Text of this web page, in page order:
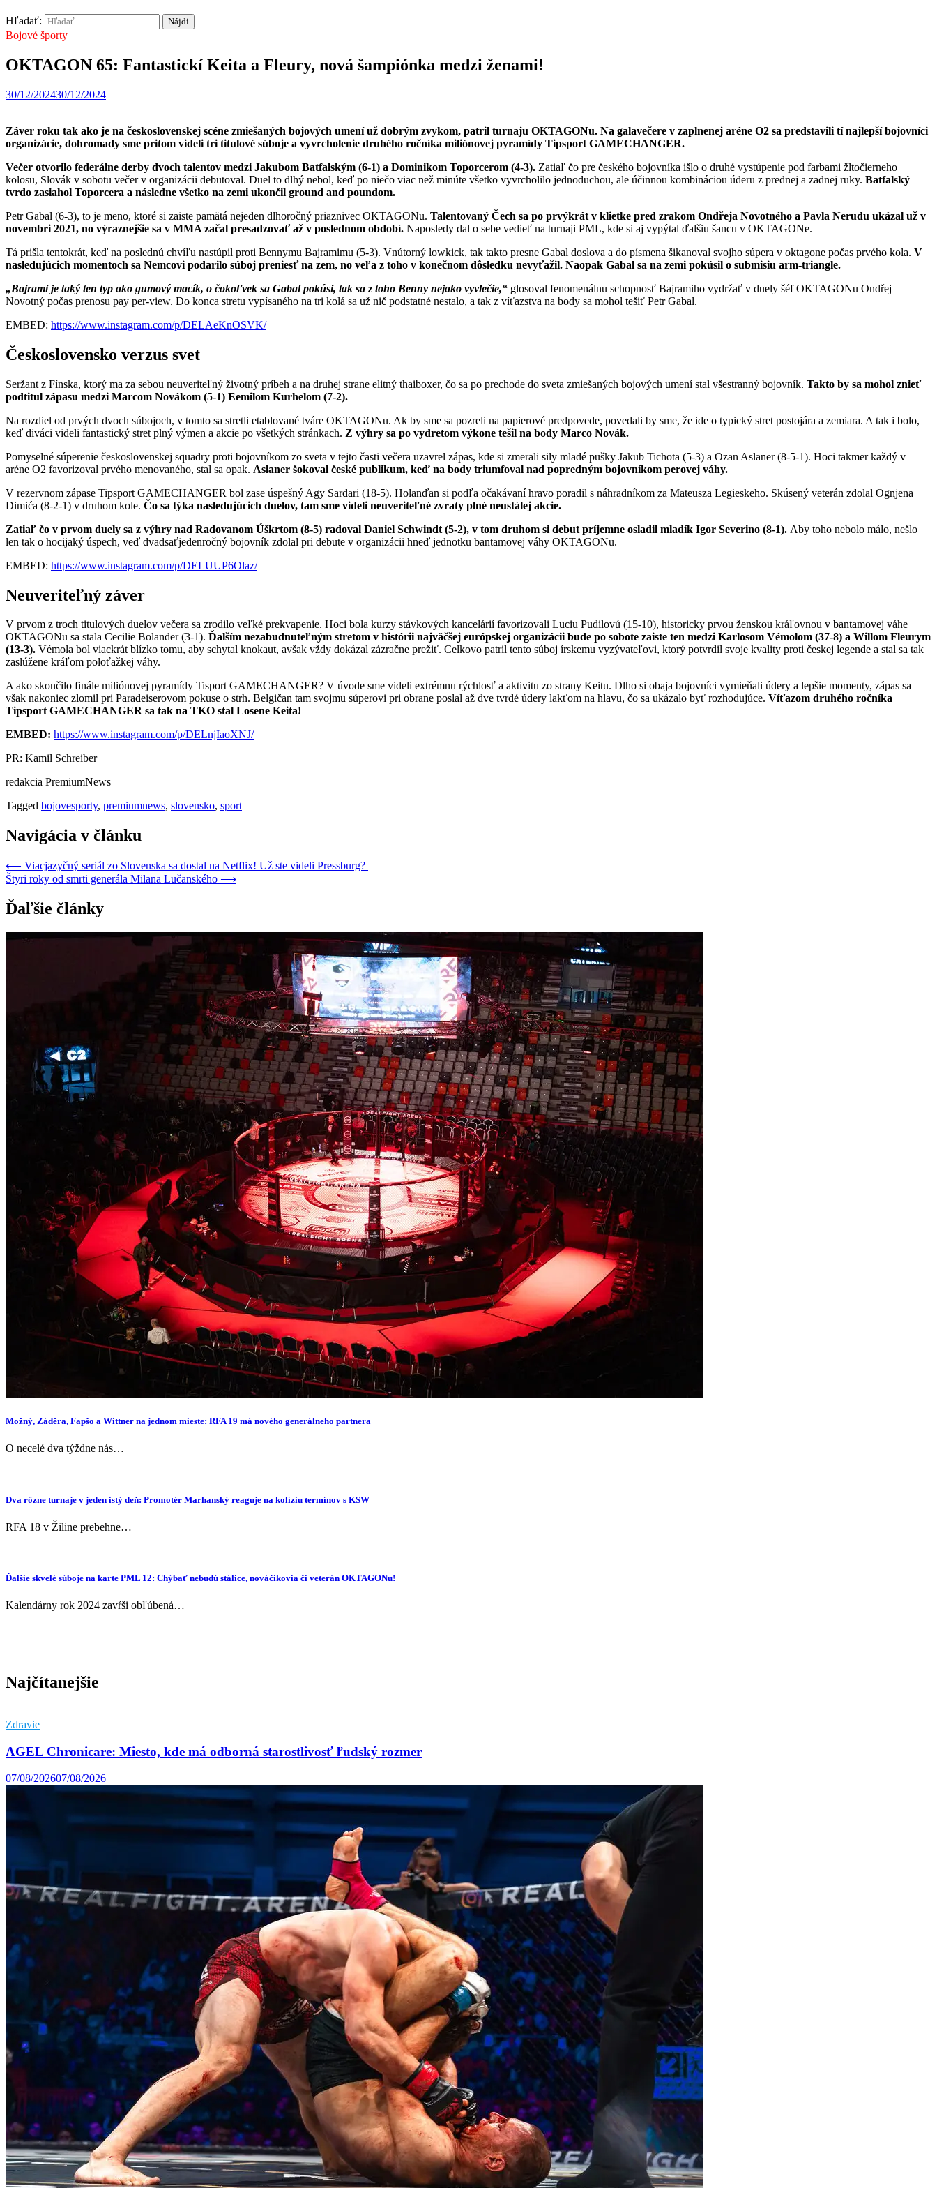
Hľadať:
Bojové športy
OKTAGON 65: Fantastickí Keita a Fleury, nová šampiónka medzi ženami!
30/12/202430/12/2024
Záver roku tak ako je na československej scéne zmiešaných bojových umení už dobrým zvykom, patril turnaju OKTAGONu. Na galavečere v zaplnenej aréne O2 sa predstavili tí najlepší bojovníci
organizácie, dohromady sme pritom videli tri titulové súboje a vyvrcholenie druhého ročníka miliónovej pyramídy Tipsport GAMECHANGER.
Večer otvorilo federálne derby dvoch talentov medzi Jakubom Batfalským (6-1) a Dominikom Toporcerom (4-3). Zatiaľ čo pre českého bojovníka išlo o druhé vystúpenie pod farbami žltočierneho
kolosu, Slovák v sobotu večer v organizácii debutoval. Duel to dlhý nebol, keď po niečo viac než minúte všetko vyvrcholilo jednoduchou, ale účinnou kombináciou úderu z prednej a zadnej ruky. Batfalský
tvrdo zasiahol Toporcera a následne všetko na zemi ukončil ground and poundom.
Petr Gabal (6-3), to je meno, ktoré si zaiste pamätá nejeden dlhoročný priaznivec OKTAGONu. Talentovaný Čech sa po prvýkrát v klietke pred zrakom Ondřeja Novotného a Pavla Nerudu ukázal už v
novembri 2021, no výraznejšie sa v MMA začal presadzovať až v poslednom období. Naposledy dal o sebe vedieť na turnaji PML, kde si aj vypýtal ďalšiu šancu v OKTAGONe.
Tá prišla tentokrát, keď na poslednú chvíľu nastúpil proti Bennymu Bajramimu (5-3). Vnútorný lowkick, tak takto presne Gabal doslova a do písmena šikanoval svojho súpera v oktagone počas prvého kola. V
nasledujúcich momentoch sa Nemcovi podarilo súboj preniesť na zem, no veľa z toho v konečnom dôsledku nevyťažil. Naopak Gabal sa na zemi pokúsil o submisiu arm-triangle.
„Bajrami je taký ten typ ako gumový macík, o čokoľvek sa Gabal pokúsi, tak sa z toho Benny nejako vyvlečie,“ glosoval fenomenálnu schopnosť Bajramiho vydržať v duely šéf OKTAGONu Ondřej
Novotný počas prenosu pay per-view. Do konca stretu vypísaného na tri kolá sa už nič podstatné nestalo, a tak z víťazstva na body sa mohol tešiť Petr Gabal.
EMBED: https://www.instagram.com/p/DELAeKnOSVK/
Československo verzus svet
Seržant z Fínska, ktorý ma za sebou neuveriteľný životný príbeh a na druhej strane elitný thaiboxer, čo sa po prechode do sveta zmiešaných bojových umení stal všestranný bojovník. Takto by sa mohol znieť
podtitul zápasu medzi Marcom Novákom (5-1) Eemilom Kurhelom (7-2).
Na rozdiel od prvých dvoch súbojoch, v tomto sa stretli etablované tváre OKTAGONu. Ak by sme sa pozreli na papierové predpovede, povedali by sme, že ide o typický stret postojára a zemiara. A tak i bolo,
keď diváci videli fantastický stret plný výmen a akcie po všetkých stránkach. Z výhry sa po vydretom výkone tešil na body Marco Novák.
Pomyselné súperenie československej squadry proti bojovníkom zo sveta v tejto časti večera uzavrel zápas, kde si zmerali sily mladé pušky Jakub Tichota (5-3) a Ozan Aslaner (8-5-1). Hoci takmer každý v
aréne O2 favorizoval prvého menovaného, stal sa opak. Aslaner šokoval české publikum, keď na body triumfoval nad popredným bojovníkom perovej váhy.
V rezervnom zápase Tipsport GAMECHANGER bol zase úspešný Agy Sardari (18-5). Holanďan si podľa očakávaní hravo poradil s náhradníkom za Mateusza Legieskeho. Skúsený veterán zdolal Ognjena
Dimića (8-2-1) v druhom kole. Čo sa týka nasledujúcich duelov, tam sme videli neuveriteľné zvraty plné neustálej akcie.
Zatiaľ čo v prvom duely sa z výhry nad Radovanom Úškrtom (8-5) radoval Daniel Schwindt (5-2), v tom druhom si debut príjemne osladil mladík Igor Severino (8-1). Aby toho nebolo málo, nešlo
len tak o hocijaký úspech, veď dvadsaťjedenročný bojovník zdolal pri debute v organizácii hneď jednotku bantamovej váhy OKTAGONu.
EMBED: https://www.instagram.com/p/DELUUP6Olaz/
Neuveriteľný záver
V prvom z troch titulových duelov večera sa zrodilo veľké prekvapenie. Hoci bola kurzy stávkových kancelárií favorizovali Luciu Pudilovú (15-10), historicky prvou ženskou kráľovnou v bantamovej váhe
OKTAGONu sa stala Cecilie Bolander (3-1). Ďalším nezabudnuteľným stretom v histórii najväčšej európskej organizácii bude po sobote zaiste ten medzi Karlosom Vémolom (37-8) a Willom Fleurym
(13-3). Vémola bol viackrát blízko tomu, aby schytal knokaut, avšak vždy dokázal zázračne prežiť. Celkovo patril tento súboj írskemu vyzývateľovi, ktorý potvrdil svoje kvality proti českej legende a stal sa tak
zaslúžene kráľom poloťažkej váhy.
A ako skončilo finále miliónovej pyramídy Tisport GAMECHANGER? V úvode sme videli extrémnu rýchlosť a aktivitu zo strany Keitu. Dlho si obaja bojovníci vymieňali údery a lepšie momenty, zápas sa
však nakoniec zlomil pri Paradeiserovom pokuse o strh. Belgičan tam svojmu súperovi pri obrane poslal až dve tvrdé údery lakťom na hlavu, čo sa ukázalo byť rozhodujúce. Víťazom druhého ročníka
Tipsport GAMECHANGER sa tak na TKO stal Losene Keita!
EMBED: https://www.instagram.com/p/DELnjIaoXNJ/
PR: Kamil Schreiber
redakcia PremiumNews
Tagged bojovesporty, premiumnews, slovensko, sport
Navigácia v článku
⟵ Viacjazyčný seriál zo Slovenska sa dostal na Netflix! Už ste videli Pressburg?
Štyri roky od smrti generála Milana Lučanského ⟶
Ďaľšie články
Možný, Záděra, Fapšo a Wittner na jednom mieste: RFA 19 má nového generálneho partnera
O necelé dva týždne nás…
Dva rôzne turnaje v jeden istý deň: Promotér Marhanský reaguje na kolíziu termínov s KSW
RFA 18 v Žiline prebehne…
Ďalšie skvelé súboje na karte PML 12: Chýbať nebudú stálice, nováčikovia či veterán OKTAGONu!
Kalendárny rok 2024 zavŕši obľúbená…
Najčítanejšie
Zdravie
AGEL Chronicare: Miesto, kde má odborná starostlivosť ľudský rozmer
07/08/202607/08/2026